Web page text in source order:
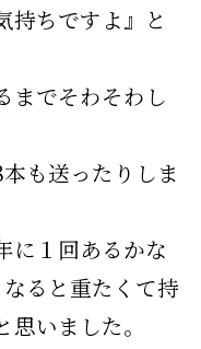
持ちですよ』と
までそわそわし
も送ったりしま
に１回あるかな
ると重たくて持
いました。